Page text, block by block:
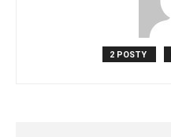
2 POSTY